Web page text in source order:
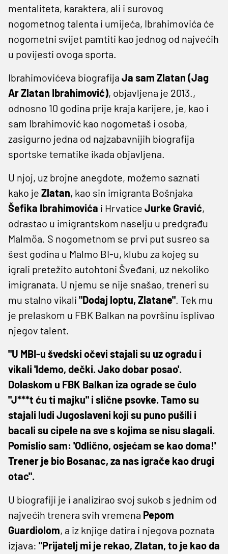
mentaliteta, karaktera, ali i surovog
nogometnog talenta i umijeća, Ibrahimovića će
nogometni svijet pamtiti kao jednog od najvećih
u povijesti ovoga sporta.
Ibrahimovićeva biografija Ja sam Zlatan (Jag
Ar Zlatan Ibrahimović), objavljena je 2013.,
odnosno 10 godina prije kraja karijere, je, kao i
sam Ibrahimović kao nogometaš i osoba,
zasigurno jedna od najzabavnijih biografija
sportske tematike ikada objavljena.
U njoj, uz brojne anegdote, možemo saznati
kako je Zlatan, kao sin imigranta Bošnjaka
Šefika Ibrahimovića i Hrvatice Jurke Gravić,
odrastao u imigrantskom naselju u predgrađu
Malmöa. S nogometnom se prvi put susreo sa
šest godina u Malmo BI-u, klubu za kojeg su
igrali pretežito autohtoni Šveđani, uz nekoliko
imigranata. U njemu se nije snašao, treneri su
mu stalno vikali "Dodaj loptu, Zlatane". Tek mu
je prelaskom u FBK Balkan na površinu isplivao
njegov talent.
"U MBI-u švedski očevi stajali su uz ogradu i
vikali 'Idemo, dečki. Jako dobar posao'.
Dolaskom u FBK Balkan iza ograde se čulo
"J***t ću ti majku" i slične psovke. Tamo su
stajali ludi Jugoslaveni koji su puno pušili i
bacali su cipele na sve s kojima se nisu slagali.
Pomislio sam: 'Odlično, osjećam se kao doma!'
Trener je bio Bosanac, za nas igrače kao drugi
otac".
U biografiji je i analizirao svoj sukob s jednim od
najvećih trenera svih vremena Pepom
Guardiolom, a iz knjige datira i njegova poznata
izjava: "Prijatelj mi je rekao, Zlatan, to je kao da